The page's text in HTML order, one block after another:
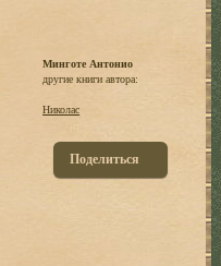
Минготе Антонио
другие книги автора:
Николас
Поделиться